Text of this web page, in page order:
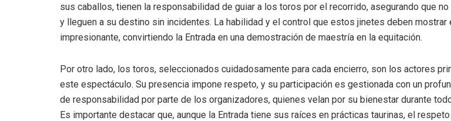
sus caballos, tienen la responsabilidad de guiar a los toros por el recorrido, asegurando que
y lleguen a su destino sin incidentes. La habilidad y el control que estos jinetes deben mostrar
impresionante, convirtiendo la Entrada en una demostración de maestría en la equitación.
Por otro lado, los toros, seleccionados cuidadosamente para cada encierro, son los actores
este espectáculo. Su presencia impone respeto, y su participación es gestionada con un
de responsabilidad por parte de los organizadores, quienes velan por su bienestar durante
Es importante destacar que, aunque la Entrada tiene sus raíces en prácticas taurinas, el